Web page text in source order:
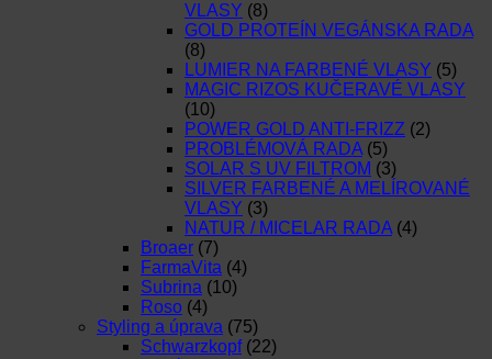
VLASY (8)
GOLD PROTEÍN VEGÁNSKA RADA
(8)
LUMIER NA FARBENÉ VLASY (5)
MAGIC RIZOS KUČERAVÉ VLASY
(10)
POWER GOLD ANTI-FRIZZ (2)
PROBLÉMOVÁ RADA (5)
SOLAR S UV FILTROM (3)
SILVER FARBENÉ A MELÍROVANÉ
VLASY (3)
NATUR / MICELAR RADA (4)
Broaer (7)
FarmaVita (4)
Subrina (10)
Roso (4)
Styling a úprava (75)
Schwarzkopf (22)